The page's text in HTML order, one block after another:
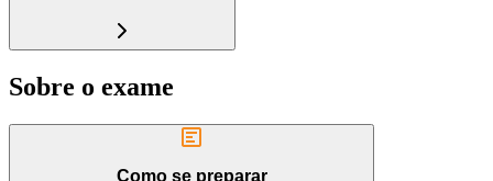
Sobre o exame
Como se preparar